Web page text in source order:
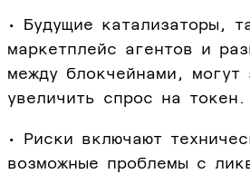
• Будущие катализаторы,
маркетплейс агентов и
между блокчейнами, могут
увеличить спрос на токен.
• Риски включают
возможные проблемы с